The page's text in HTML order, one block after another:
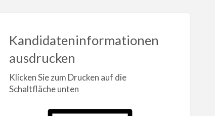
Kandidateninformationen
ausdrucken
Klicken Sie zum Drucken auf die
Schaltfläche unten